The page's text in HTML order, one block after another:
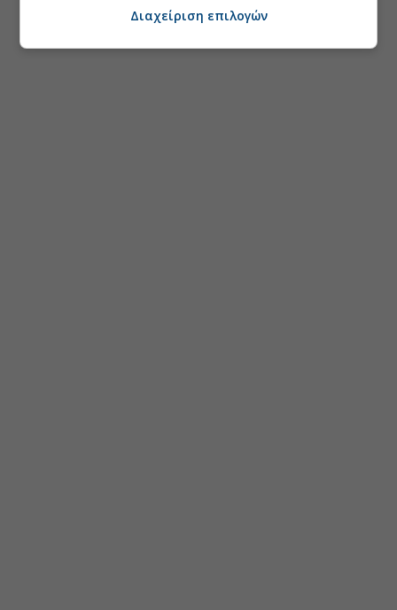
Διαχείριση επιλογών